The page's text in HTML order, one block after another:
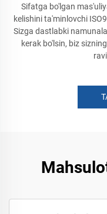
Sifatga bo'lgan
kelishini ta'minlovchi
Sizga dastlabki
kerak bo'lsin, biz